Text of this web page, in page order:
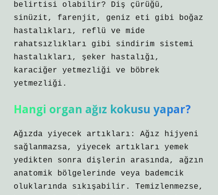
belirtisi olabilir? Diş çürüğü,
sinüzit, farenjit, geniz eti gibi boğaz
hastalıkları, reflü ve mide
rahatsızlıkları gibi sindirim sistemi
hastalıkları, şeker hastalığı,
karaciğer yetmezliği ve böbrek
yetmezliği.
Hangi organ ağız kokusu yapar?
Ağızda yiyecek artıkları: Ağız hijyeni
sağlanmazsa, yiyecek artıkları yemek
yedikten sonra dişlerin arasında, ağzın
anatomik bölgelerinde veya bademcik
oluklarında sıkışabilir. Temizlenmezse,